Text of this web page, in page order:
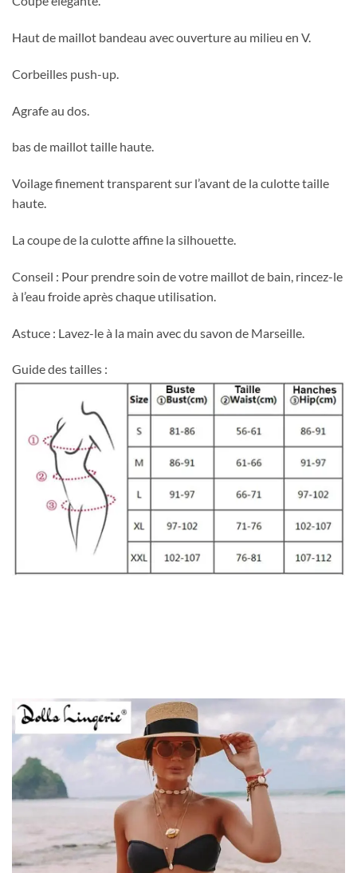
Haut de maillot bandeau avec ouverture au milieu en V.
Corbeilles push-up.
Agrafe au dos.
bas de maillot taille haute.
Voilage finement transparent sur l’avant de la culotte taille
haute.
La coupe de la culotte affine la silhouette.
Conseil : Pour prendre soin de votre maillot de bain, rincez-le
à l’eau froide après chaque utilisation.
Astuce : Lavez-le à la main avec du savon de Marseille.
Guide des tailles :